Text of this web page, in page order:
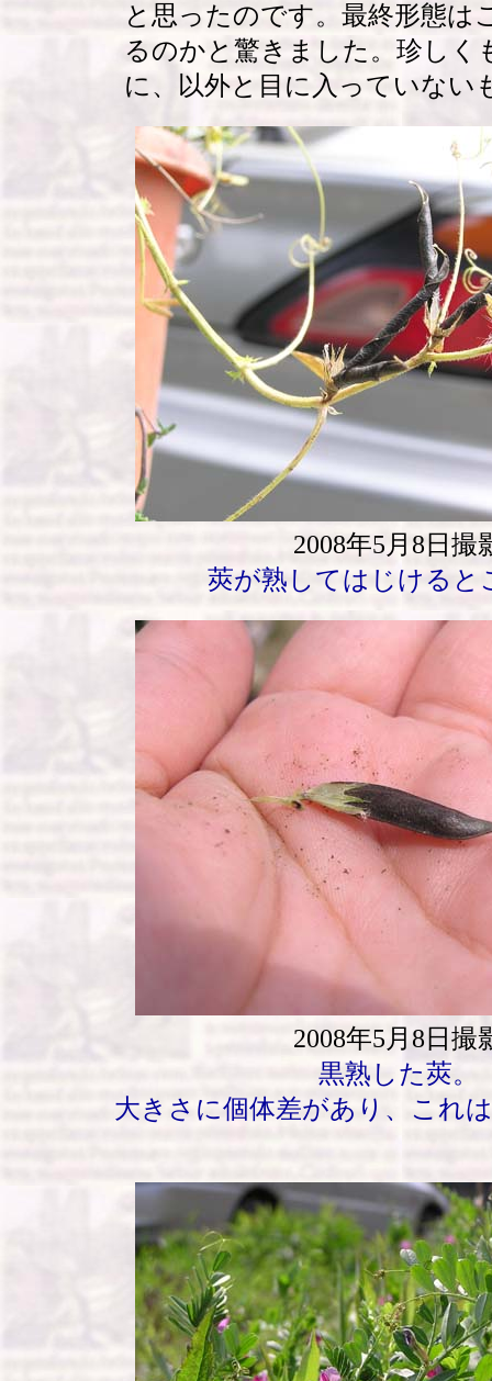
と思ったのです。最終形態は
るのかと驚きました。珍しく
に、以外と目に入っていない
2008年5月8日撮
莢が熟してはじけると
2008年5月8日撮
黒熟した莢。
大きさに個体差があり、これ